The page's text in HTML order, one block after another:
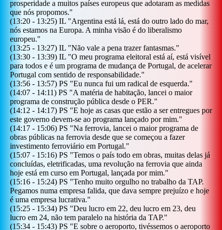
prosperidade a muitos países europeus que adotaram as medidas
que nós propomos."
(13:20 - 13:25) IL "Argentina está lá, está do outro lado do mar,
nós estamos na Europa. A minha visão é do liberalismo
europeu."
(13:25 - 13:27) IL "Não vale a pena trazer fantasmas."
(13:30 - 13:39) IL "O meu programa eleitoral está aí, está visível
para todos e é um programa de mudança de Portugal, de acelerar
Portugal com sentido de responsabilidade."
(13:56 - 13:57) PS "Eu nunca fui um radical de esquerda."
(14:07 - 14:11) PS "A matéria de habitação, lancei o maior
programa de construção pública desde o PER."
(14:12 - 14:17) PS "E hoje as casas que estão a ser entregues por
este governo devem-se ao programa lançado por mim."
(14:17 - 15:06) PS "Na ferrovia, lancei o maior programa de
obras públicas na ferrovia desde que se começou a fazer
investimento ferroviário em Portugal."
(15:07 - 15:16) PS "Temos o país todo em obras, muitas delas já
concluídas, eletrificadas, uma revolução na ferrovia que ainda
hoje está em curso em Portugal, lançada por mim."
(15:16 - 15:24) PS "Tenho muito orgulho no trabalho da TAP.
Pegamos numa empresa falida, que dava sempre prejuízo e hoje
é uma empresa lucrativa."
(15:25 - 15:34) PS "Deu lucro em 22, deu lucro em 23, deu
lucro em 24, não tem paralelo na história da TAP."
(15:34 - 15:43) PS "E sobre o aeroporto, tivéssemos o aeroporto